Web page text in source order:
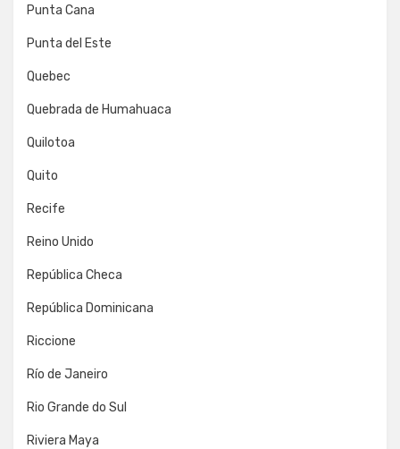
Punta Cana
Punta del Este
Quebec
Quebrada de Humahuaca
Quilotoa
Quito
Recife
Reino Unido
República Checa
República Dominicana
Riccione
Río de Janeiro
Rio Grande do Sul
Riviera Maya